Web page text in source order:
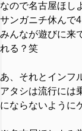
なので名古屋ほし
サンガニチ休んで
みんなが遊びに来
れる？笑
あ、それとインフ
アタシは流行には
にならないように